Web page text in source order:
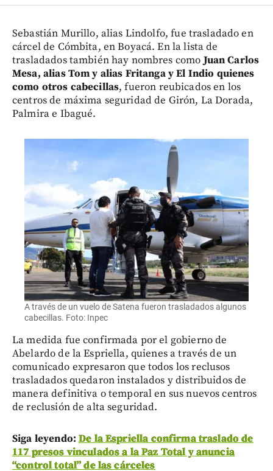
Sebastián Murillo, alias Lindolfo, fue trasladado en
cárcel de Cómbita, en Boyacá. En la lista de
trasladados también hay nombres comoJuan Carlos
Mesa, alias Tom y alias Fritanga y El Indio quienes
como otros cabecillas, fueron reubicados en los
centros de máxima seguridad de Girón, La Dorada,
Palmira e Ibagué.
A través de un vuelo de Satena fueron trasladados algunos
cabecillas. Foto: Inpec
La medida fue confirmada por el gobierno de
Abelardo de la Espriella, quienes a través de un
comunicado expresaron que todos los reclusos
trasladados quedaron instalados y distribuidos de
manera definitiva o temporal en sus nuevos centros
de reclusión de alta seguridad.
Siga leyendo:De la Espriella confirma traslado de
117 presos vinculados a la Paz Total y anuncia
“control total” de las cárceles